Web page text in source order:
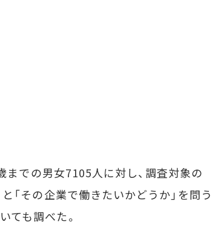
での男女7105人に対し、調査対象の
「その企業で働きたいかどうか」を問う
ても調べた。